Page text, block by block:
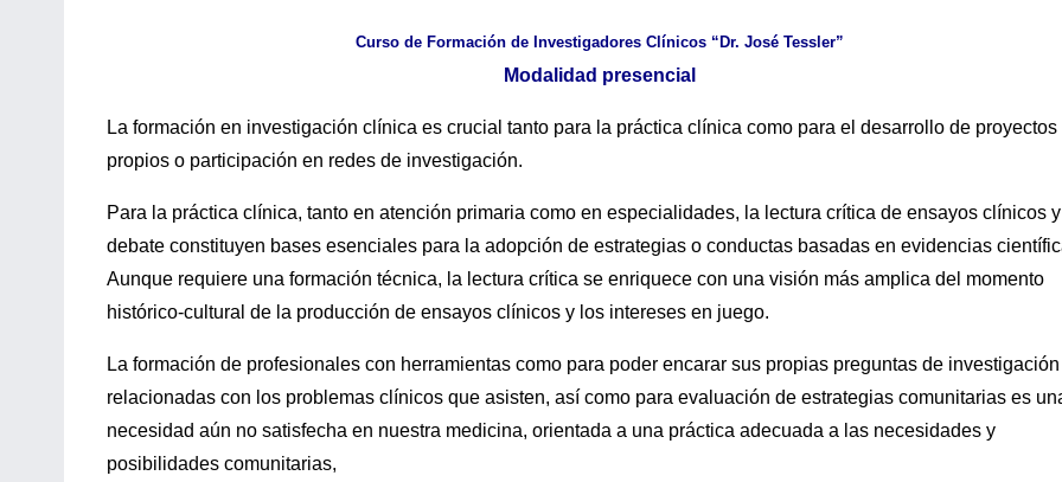
Curso de Formación de Investigadores Clínicos “Dr. José Tessler”
Modalidad presencial
La formación en investigación clínica es crucial tanto para la práctica clínica como para el desarrollo de proyectos
propios o participación en redes de investigación.
Para la práctica clínica, tanto en atención primaria como en especialidades, la lectura crítica de ensayos clínicos
debate constituyen bases esenciales para la adopción de estrategias o conductas basadas en evidencias
Aunque requiere una formación técnica, la lectura crítica se enriquece con una visión más amplica del momento
histórico-cultural de la producción de ensayos clínicos y los intereses en juego.
La formación de profesionales con herramientas como para poder encarar sus propias preguntas de investigación
relacionadas con los problemas clínicos que asisten, así como para evaluación de estrategias comunitarias es
necesidad aún no satisfecha en nuestra medicina, orientada a una práctica adecuada a las necesidades y
posibilidades comunitarias,